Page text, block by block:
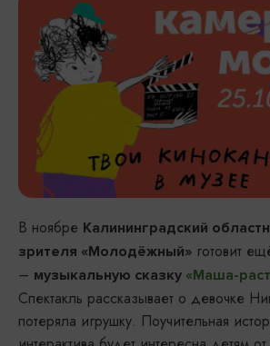
В ноябре Калининградский
зрителя «Молодёжный» готовит
– музыкальную сказку «Маша-
Спектакль рассказывает о девочке
потеряла игрушку. Поучительная